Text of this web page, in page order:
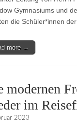
Gymnasiums und
die Schüler*innen
more →
modernen
im
2023